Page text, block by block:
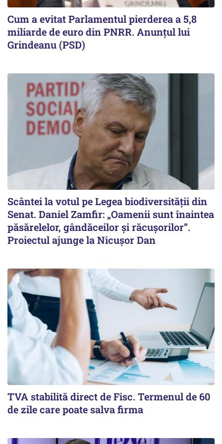
Cum a evitat Parlamentul pierderea a 5,8
miliarde de euro din PNRR. Anunțul lui
Grindeanu (PSD)
Scântei la votul pe Legea biodiversității din
Senat. Daniel Zamfir: „Oamenii sunt înaintea
păsărelelor, gândăceilor și răcușorilor”.
Proiectul ajunge la Nicușor Dan
TVA stabilită direct de Fisc. Termenul de 60
de zile care poate salva firma